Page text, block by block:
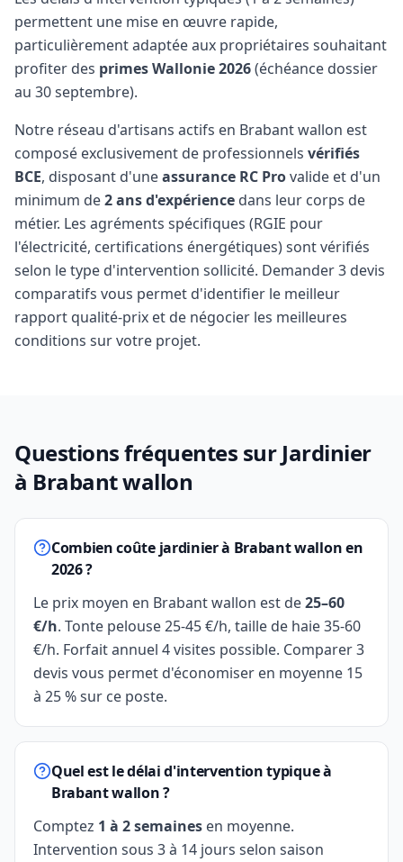
permettent une mise en œuvre rapide,
particulièrement adaptée aux propriétaires souhaitant
profiter des primes Wallonie 2026(échéance dossier
au 30 septembre).
Notre réseau d'artisans actifs en Brabant wallon est
composé exclusivement de professionnels vérifiés
BCE, disposant d'uneassurance RC Provalide et d'un
minimum de2 ans d'expérience dans leur corps de
métier. Les agréments spécifiques (RGIE pour
l'électricité, certifications énergétiques) sont vérifiés
selon le type d'intervention sollicité. Demander 3 devis
comparatifs vous permet d'identifier le meilleur
rapport qualité-prix et de négocier les meilleures
conditions sur votre projet.
Questions fréquentes sur Jardinier
à Brabant wallon
Combien coûte jardinier à Brabant wallon en
2026 ?
Le prix moyen en Brabant wallon est de25–60
€/h. Tonte pelouse 25-45 €/h, taille de haie 35-60
€/h. Forfait annuel 4 visites possible. Comparer 3
devis vous permet d'économiser en moyenne 15
à 25 % sur ce poste.
Quel est le délai d'intervention typique à
Brabant wallon ?
Comptez 1 à 2 semaines en moyenne.
Intervention sous 3 à 14 jours selon saison